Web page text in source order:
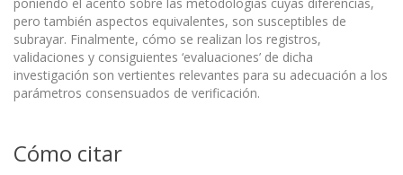
pero también aspectos equivalentes, son susceptibles de
subrayar. Finalmente, cómo se realizan los registros,
validaciones y consiguientes ‘evaluaciones’ de dicha
investigación son vertientes relevantes para su adecuación a los
parámetros consensuados de verificación.
Cómo citar